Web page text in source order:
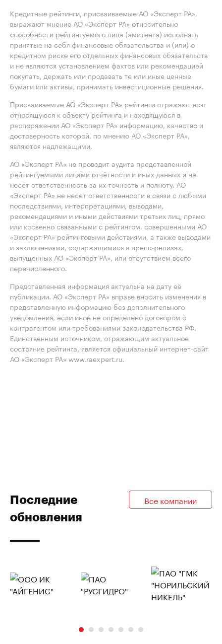
Кредитные рейтинги, присваиваемые АО «Эксперт РА»,
выражают мнение АО «Эксперт РА» относительно
способности рейтингуемого лица (эмитента) исполнять
принятые на себя финансовые обязательства и (или) о
кредитном риске его отдельных финансовых обязательств
и не являются установлением фактов или рекомендацией
покупать, держать или продавать те или иные ценные
бумаги или активы, принимать инвестиционные решения.
Присваиваемые АО «Эксперт РА» рейтинги отражают всю
относящуюся к объекту рейтинга и находящуюся в
распоряжении АО «Эксперт РА» информацию, качество и
достоверность которой, по мнению АО «Эксперт РА»,
являются надлежащими.
АО «Эксперт РА» не проводит аудита представленной
рейтингуемыми лицами отчётности и иных данных и не
несёт ответственность за их точность и полноту. АО
«Эксперт РА» не несет ответственности в связи с любыми
последствиями, интерпретациями, выводами,
рекомендациями и иными действиями третьих лиц, прямо
или косвенно связанными с рейтингом, совершенными АО
«Эксперт РА» рейтинговыми действиями, а также выводами
и заключениями, содержащимися в пресс-релизах,
выпущенных АО «Эксперт РА», или отсутствием всего
перечисленного.
Представленная информация актуальна на дату её
публикации. АО «Эксперт РА» вправе вносить изменения в
представленную информацию без дополнительного
уведомления, если иное не определено договором с
контрагентом или требованиями законодательства РФ.
Единственным источником, отражающим актуальное
состояние рейтинга, является официальный интернет-сайт
АО «Эксперт РА» www.raexpert.ru.
Последние
обновления
Все компании